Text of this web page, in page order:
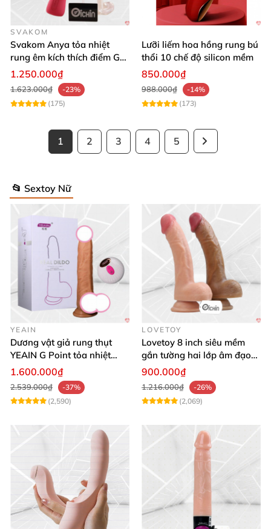
SVAKOM
Svakom Anya tỏa nhiệt
rung êm kích thích điểm G
silicon Mỹ cao cấp an toàn
1.250.000₫
1.623.000₫
-23%
(175)
Lưỡi liếm hoa hồng rung bú
thổi 10 chế độ silicon mềm
850.000₫
988.000₫
-14%
(173)
1 2 3 4 5
📂 Sextoy Nữ
YEAIN
Dương vật giả rung thụt
YEAIN G Point tỏa nhiệt
điều khiển từ xa
1.600.000₫
2.539.000₫
-37%
(2,590)
LOVETOY
Lovetoy 8 inch siêu mềm
gắn tường hai lớp âm đạo
giả chuẩn y tế
900.000₫
1.216.000₫
-26%
(2,069)